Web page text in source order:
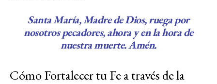
Santa María, Madre de Dios, ruega por
nosotros pecadores, ahora y en la hora de
nuestra muerte. Amén.
Cómo Fortalecer tu Fe a través de la